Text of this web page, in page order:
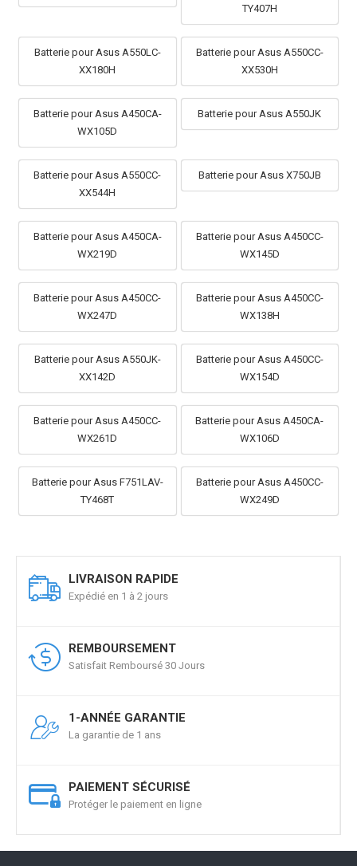
TY407H
Batterie pour Asus A550LC-
XX180H
Batterie pour Asus A550CC-
XX530H
Batterie pour Asus A450CA-
WX105D
Batterie pour Asus A550JK
Batterie pour Asus A550CC-
XX544H
Batterie pour Asus X750JB
Batterie pour Asus A450CA-
WX219D
Batterie pour Asus A450CC-
WX145D
Batterie pour Asus A450CC-
WX247D
Batterie pour Asus A450CC-
WX138H
Batterie pour Asus A550JK-
XX142D
Batterie pour Asus A450CC-
WX154D
Batterie pour Asus A450CC-
WX261D
Batterie pour Asus A450CA-
WX106D
Batterie pour Asus F751LAV-
TY468T
Batterie pour Asus A450CC-
WX249D
LIVRAISON RAPIDE
Expédié en 1 à 2 jours
REMBOURSEMENT
Satisfait Remboursé 30 Jours
1-ANNÉE GARANTIE
La garantie de 1 ans
PAIEMENT SÉCURISÉ
Protéger le paiement en ligne